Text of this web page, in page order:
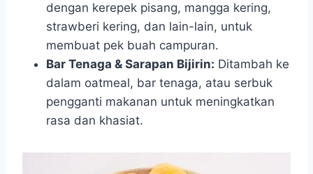
dengan kerepek pisang, mangga kering,
strawberi kering, dan lain-lain, untuk
membuat pek buah campuran.
Bar Tenaga & Sarapan Bijirin: Ditambah ke
dalam oatmeal, bar tenaga, atau serbuk
pengganti makanan untuk meningkatkan
rasa dan khasiat.